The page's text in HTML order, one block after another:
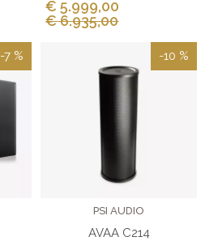
€ 5.999,00
€ 6.935,00
-7 % -10 %
PSI AUDIO
AVAA C214